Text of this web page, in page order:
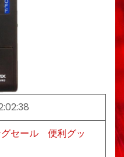
セール
便利グッ